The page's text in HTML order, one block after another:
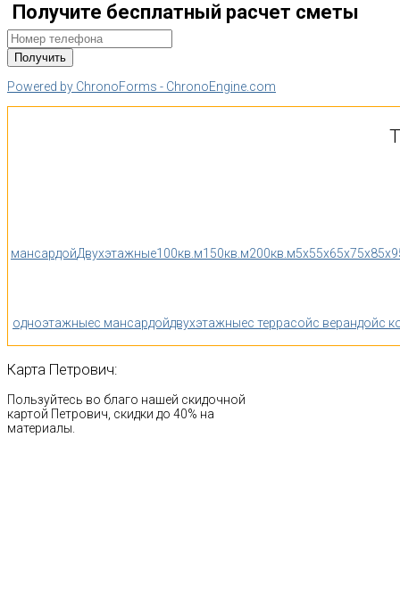
Получите бесплатный расчет сметы
Powered by ChronoForms - ChronoEngine.com
мансардойДвухэтажные100кв.м150кв.м200кв.м5x55x65x75x85x9
одноэтажныес мансардойдвухэтажныес террасойс верандойс
Карта Петрович:
Пользуйтесь во благо нашей скидочной
картой Петрович, скидки до 40% на
материалы.